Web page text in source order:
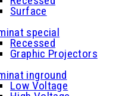
Surface
special
Recessed
Graphic Projectors
inground
Low Voltage